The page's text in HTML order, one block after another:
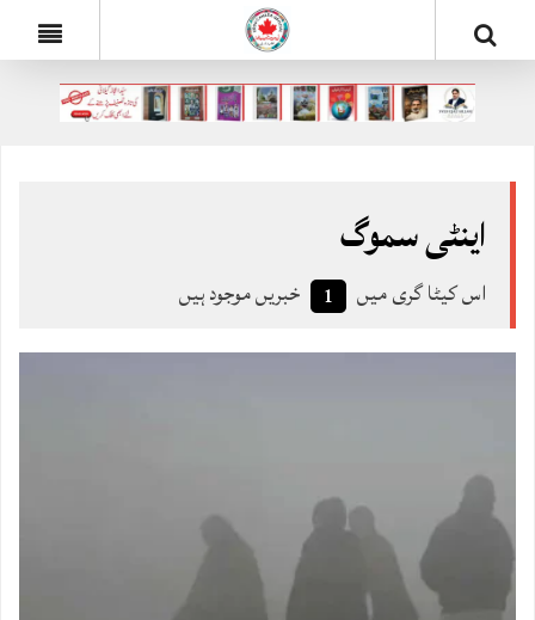
اینٹی سموگ
اس کیٹا گری میں 1 خبریں موجود ہیں